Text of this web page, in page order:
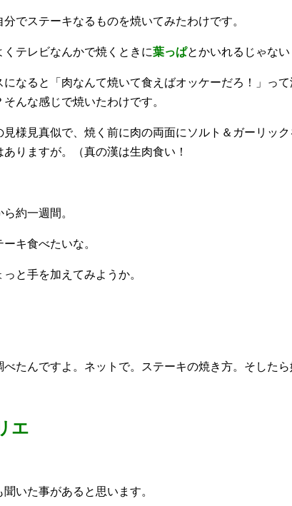
分でステーキなるものを焼いてみたわけです。
くテレビなんかで焼くときに葉っぱとかいれるじゃな
になると「肉なんて焼いて食えばオッケーだろ！」っ
そんな感じで焼いたわけです。
見様見真似で、焼く前に肉の両面にソルト＆ガーリッ
ありますが。（真の漢は生肉食い！
約一週間。
ーキ食べたいな。
っと手を加えてみようか。
べたんですよ。ネットで。ステーキの焼き方。そしたら
エ
聞いた事があると思います。